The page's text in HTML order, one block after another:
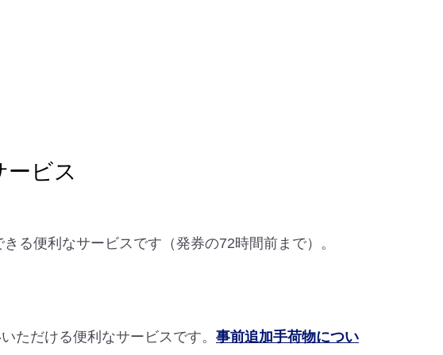
ビス
る便利なサービスです（発券の72時間前まで）。
ただける便利なサービスです。 事前追加手荷物につい